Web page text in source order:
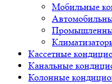
Мобильные
Кассетные
Канальные
Колонные